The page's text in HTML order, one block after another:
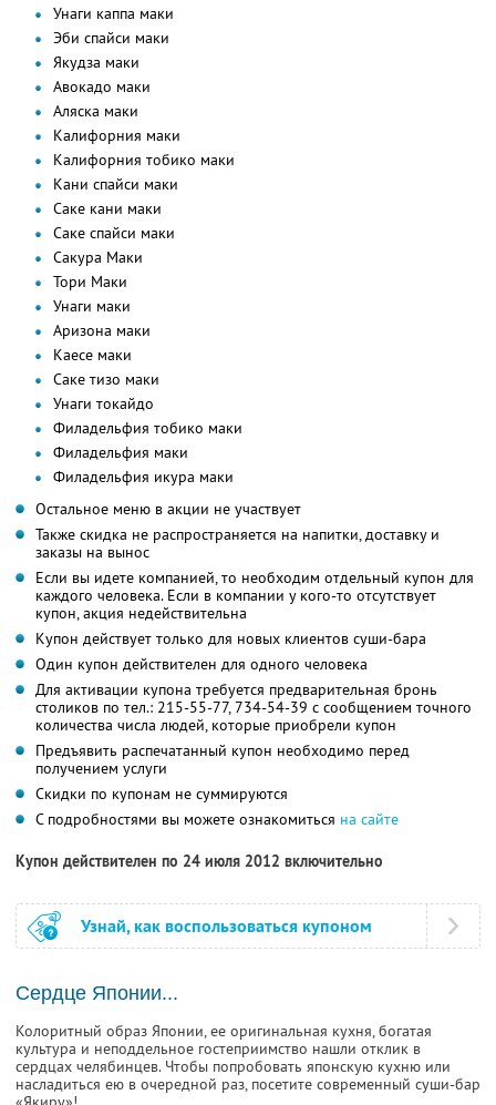
Унаги каппа маки
Эби спайси маки
Якудза маки
Авокадо маки
Аляска маки
Калифорния маки
Калифорния тобико маки
Кани спайси маки
Саке кани маки
Саке спайси маки
Сакура Маки
Тори Маки
Унаги маки
Аризона маки
Каесе маки
Саке тизо маки
Унаги токайдо
Филадельфия тобико маки
Филадельфия маки
Филадельфия икура маки
Остальное меню в акции не участвует
Также скидка не распространяется на напитки, доставку и
заказы на вынос
Если вы идете компанией, то необходим отдельный купон для
каждого человека. Если в компании у кого-то отсутствует
купон, акция недействительна
Купон действует только для новых клиентов суши-бара
Один купон действителен для одного человека
Для активации купона требуется предварительная бронь
столиков по тел.: 215-55-77, 734-54-39 с сообщением точного
количества числа людей, которые приобрели купон
Предъявить распечатанный купон необходимо перед
получением услуги
Скидки по купонам не суммируются
С подробностями вы можете ознакомиться на сайте
Купон действителен по 24 июля 2012 включительно
Узнай, как воспользоваться купоном
Сердце Японии...
Колоритный образ Японии, ее оригинальная кухня, богатая
культура и неподдельное гостеприимство нашли отклик в
сердцах челябинцев. Чтобы попробовать японскую кухню или
насладиться ею в очередной раз, посетите современный суши-бар